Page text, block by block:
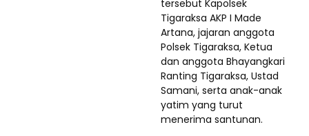
tersebut Kapolsek
Tigaraksa AKP I Made
Artana, jajaran anggota
Polsek Tigaraksa, Ketua
dan anggota Bhayangkari
Ranting Tigaraksa, Ustad
Samani, serta anak-anak
yatim yang turut
menerima santunan.